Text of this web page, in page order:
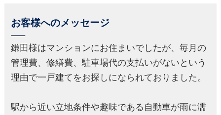
お客様へのメッセージ
鎌田様はマンションにお住まいでしたが、毎月の
管理費、修繕費、駐車場代の支払いがないという
理由で一戸建てをお探しになられておりました。
駅から近い立地条件や趣味である自動車が雨に濡